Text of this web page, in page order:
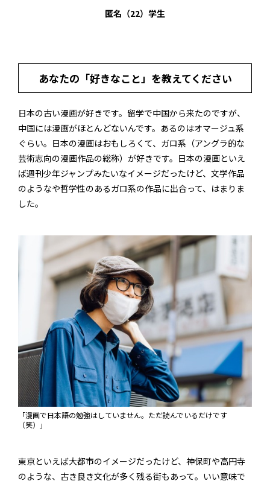
匿名（22）学生
あなたの「好きなこと」を教えてください
日本の古い漫画が好きです。留学で中国から来たのですが、
中国には漫画がほとんどないんです。あるのはオマージュ系
ぐらい。日本の漫画はおもしろくて、ガロ系（アングラ的な
芸術志向の漫画作品の総称）が好きです。日本の漫画といえ
ば週刊少年ジャンプみたいなイメージだったけど、文学作品
のようなや哲学性のあるガロ系の作品に出合って、はまりま
した。
「漫画で日本語の勉強はしていません。ただ読んでいるだけです
（笑）」
東京といえば大都市のイメージだったけど、神保町や高円寺
のような、古き良き文化が多く残る街もあって。いい意味で